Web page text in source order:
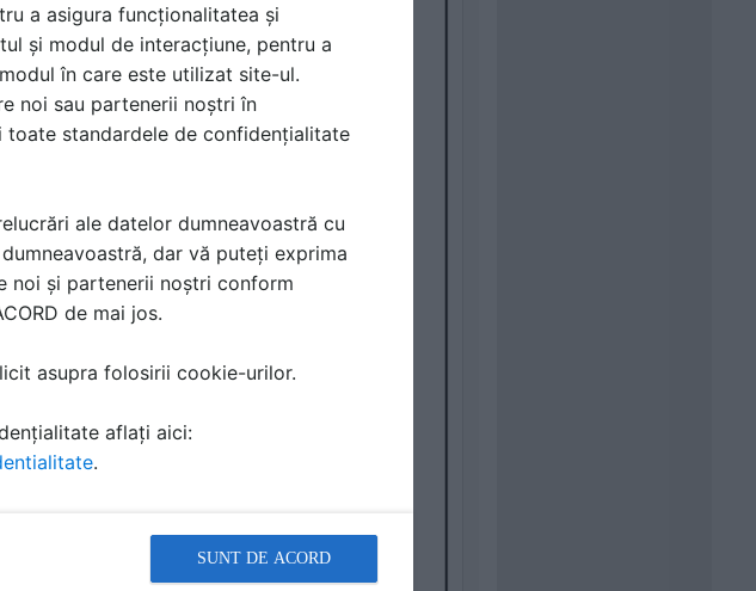
a asigura funcționalitatea și
și modul de interacțiune, pentru a
în care este utilizat site-ul.
noi sau partenerii noștri în
standardele de confidențialitate
ale datelor dumneavoastră cu
dar vă puteți exprima
noi și partenerii noștri conform
de mai jos.
asupra folosirii cookie-urilor.
aflați aici:
.
SUNT DE ACORD